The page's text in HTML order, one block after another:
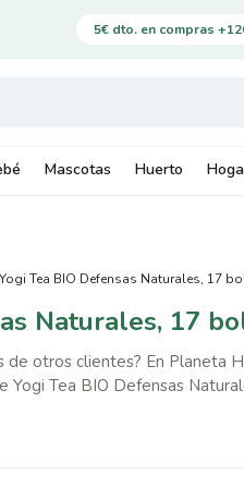
5€ dto. en compras
Mascotas Huerto
Yogi Tea BIO Defensas Naturales, 17
Naturales, 17
de otros clientes? En Planeta
Tea BIO Defensas